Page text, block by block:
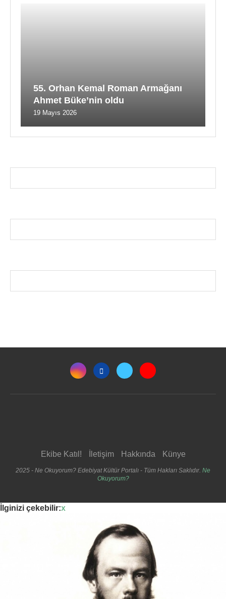
55. Orhan Kemal Roman Armağanı
Ahmet Büke’nin oldu
19 Mayıs 2026
Ekibe Katıl! İletişim Hakkında Künye
2025 - Ne Okuyorum? Edebiyat Kültür Portalı - Tüm Hakları Saklıdır. Ne
Okuyorum?
İlginizi çekebilir:x